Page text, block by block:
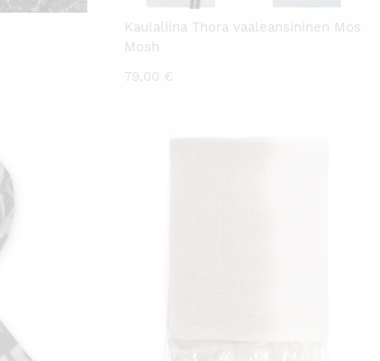
Kaulaliina Thora vaaleansininen Mos
Mosh
79,00 €